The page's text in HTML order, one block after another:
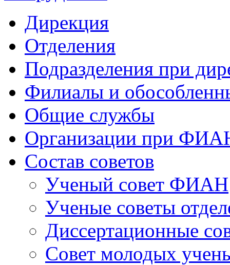
Дирекция
Отделения
Подразделения при
Филиалы и
Общие службы
Организации при
Состав советов
Ученый совет ФИАН
Ученые советы
Диссертационные
Совет молодых